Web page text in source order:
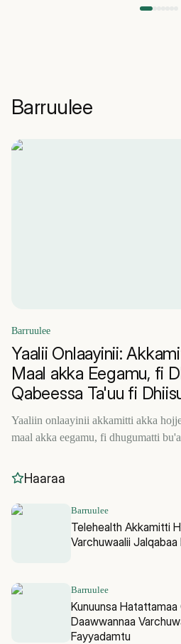
Barruulee
Barruulee
Yaalii Onlaayinii:
Maal akka Eegamu, fi
Qabeessa Ta'uu fi
Yaaliin onlaayinii akkamitti akka
maal akka eegamu, fi dhugumatti
Haaraa
Barruulee
Telehealth Akkamitti
Varchuwaalii
Barruulee
Kunuunsa Hatattamaa
Daawwannaa
Fayyadamtu